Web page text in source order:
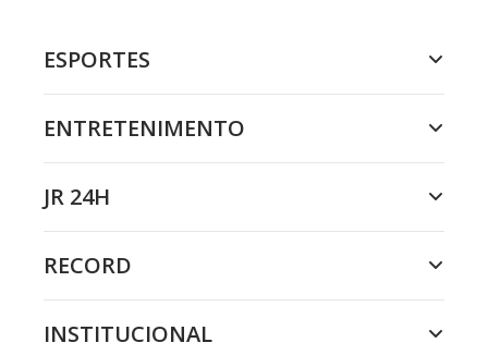
ESPORTES
ENTRETENIMENTO
JR 24H
RECORD
INSTITUCIONAL